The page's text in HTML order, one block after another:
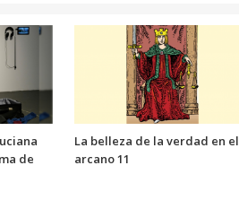
de
La belleza de la verdad en el
arcano 11